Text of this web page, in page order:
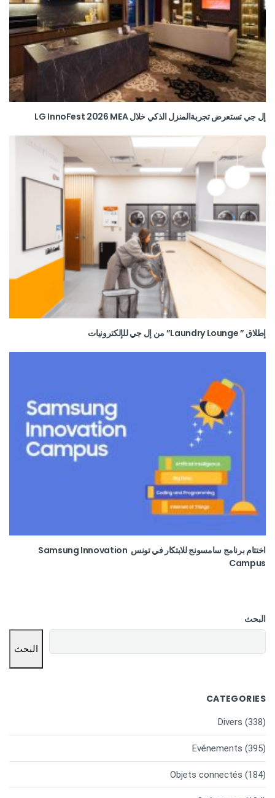
إل جي تستعرض تجربةالمنزل الذكي خلال LG InnoFest 2026 MEA
إطلاق ” Laundry Lounge” من إل جي للإلكترونيات
اختتام برنامج سامسونج للابتكار في تونس Samsung Innovation
Campus
البحث
البحث
CATEGORIES
Divers (338)
Evénements (395)
Objets connectés (184)